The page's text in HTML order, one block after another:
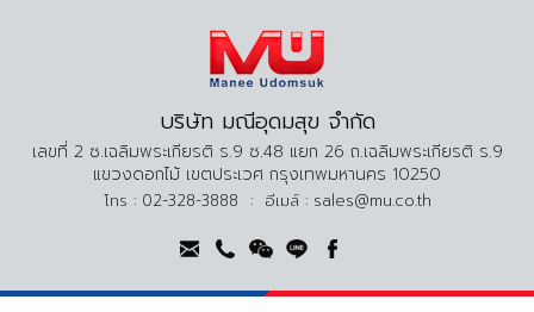
บริษัท มณีอุดมสุข จำกัด
เลขที่ 2 ซ.เฉลิมพระเกียรติ ร.9 ซ.48 แยก 26 ถ.เฉลิมพระเกียรติ ร.9
แขวงดอกไม้ เขตประเวศ กรุงเทพมหานคร 10250
โทร : 02-328-3888 : อีเมล์ : sales@mu.co.th